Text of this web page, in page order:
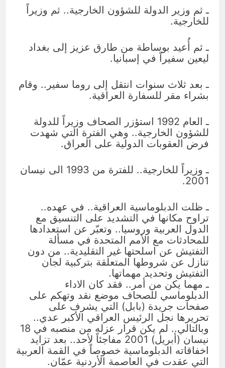
ـ ثم وزير الدولة للشؤون الخارجية.. ثم وزيراً
للخارجية.
ـ ثم أُعيد بوساطة من طارق عزيز إلى بغداد
ليعين سفيراً في إسبانيا.
ـ بعد ثلاث سنوات انتقل إلى روما سفير.. وقام
بشراء مقر للسفارة العراقية.
ـ العام 1992 استؤزر الصحاف وزيراً للدولة
للشؤون الخارجية.. وهي الفترة التي شهدت
فرض العقوبات الدولية على العراق.
ـ وزيراً للخارجية.. للفترة من 1993 الى نيسان
2001.
ـ ظلت الدبلوماسية العراقية.. في عهده..
تراوح مكانها في التشديد على التنسيق مع
الدول العربية وروسيا.. وتعبّر عن استعدادها
للمحادثات مع الأمم المتحدة في مسألة
التفتيش عن اسلحتها غير التقليدية.. من دون
تنازل عن شروطها المتعلقة بتركبية لجان
التفتيش وتحديد مهماتها.
ـ مهما يكن من أمر.. فقد كان الاداء
الدبلوماسي للصحاف موضع نقد وتهكم على
صفحات جريدة (بابل) التي يشرف على
تحريرها نجل الرئيس العراقي الأكبر عدي..
وبالتالي.. لم يكن قرار عزله من منصبه في 18
نيسان (أبريل) 2001 مفاجئاً لأحد.. بعد تزايد
اخفاقاته الدبلوماسية خصوصاً في القمة العربية
التي عقدت في العاصمة الأردنية عمّان.